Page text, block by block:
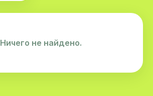
Ничего не найдено.